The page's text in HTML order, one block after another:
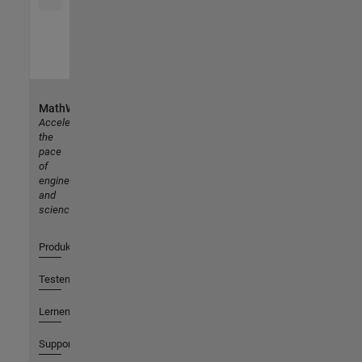
MathWorks
Accelerating
the
pace
of
engineering
and
science
Produkte
Testen oder Kaufen
Lernen
Support